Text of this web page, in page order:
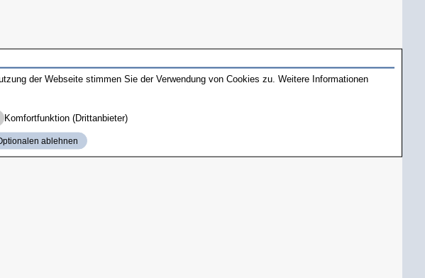
der Webseite stimmen Sie der Verwendung von Cookies zu. Weitere Informationen
Komfortfunktion (Drittanbieter)
ablehnen